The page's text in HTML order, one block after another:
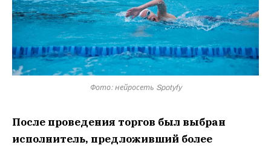
Фото: нейросеть Spotyfy
После проведения торгов был выбран
исполнитель, предложивший более